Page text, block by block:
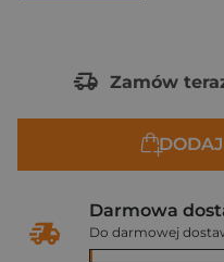
Zamów
Darmowa
Do darmowej